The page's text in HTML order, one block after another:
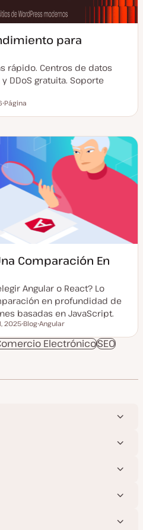
para
rápido. Centros de datos
DDoS gratuita. Soporte
i
o
s
Página
Comparación En
Angular o React? Lo
en profundidad de
basadas en JavaScript.
2025
i
p
p
Blog
e
m
Angular
ElectrónicoSEO